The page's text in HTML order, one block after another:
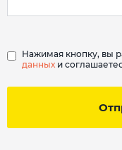
Нажимая кнопку, вы
данных и